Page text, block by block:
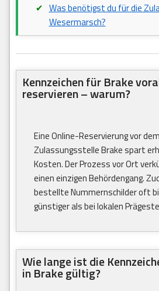
Was benötigst du für die
Wesermarsch?
Kennzeichen für Brake
reservieren – warum?
Eine Online-Reservierung vor
Zulassungsstelle Brake spart
Kosten. Der Prozess vor Ort
einen einzigen Behördengang.
bestellte Nummernschilder oft
günstiger als bei lokalen
Wie lange ist die
in Brake gültig?